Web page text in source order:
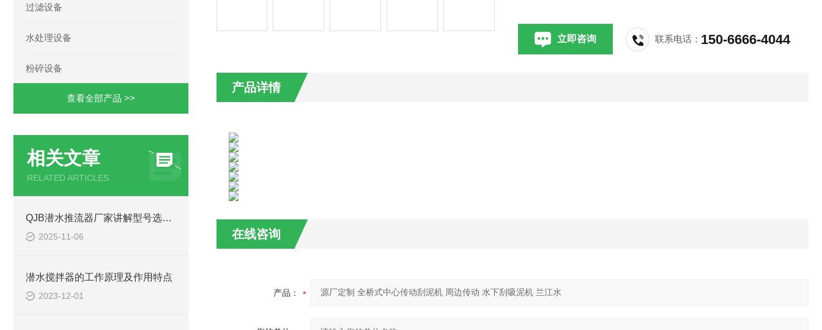
过滤设备
水处理设备
粉碎设备
查看全部产品 >>
相关文章
RELATED ARTICLES
QJB潜水推流器厂家讲解型号选型注意事项
2025-11-06
潜水搅拌器的工作原理及作用特点
2023-12-01
立即咨询 联系电话： 150-6666-4044
产品详情
在线咨询
产品：